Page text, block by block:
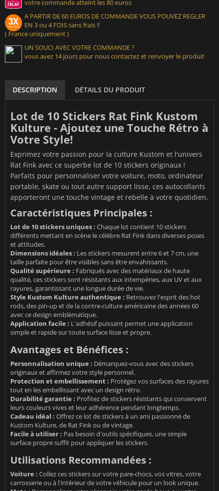
votre commande atteint les 80 euros
A PARTIR DE 60 EUROS DE COMMANDE VOUS POUVEZ REGLER
EN 3 ou 4 FOIS sans frais !!
( France uniquement )
UN SOUCI AVEC VOTRE COMMANDE ?
vous avez 14 jours pour nous contactez et renvoyer le produit
DESCRIPTION DÉTAILS DU PRODUIT
Lot de 10 Stickers Rat Fink Kustom
Kulture - Ajoutez une Touche Rétro à
Votre Style!
Exprimez votre passion pour la culture Kustom et l'univers
Rat Fink avec ce superbe lot de 10 stickers originaux !
Parfaits pour personnaliser votre voiture, moto, ordinateur
portable, skate ou tout autre support lisse, ces autocollants
apporteront une touche vintage et rebelle à votre quotidien.
Caractéristiques Principales :
Lot de 10 stickers uniques : Chaque lot contient 10 stickers
différents mettant en scène le célèbre Rat Fink dans diverses poses
et attitudes.
Dimensions idéales : Les stickers mesurent entre 6 et 7 cm, une
taille parfaite pour être visibles sans être envahissants.
Qualité supérieure : Fabriqués avec des matériaux de haute
qualité, ces stickers sont résistants aux intempéries, aux UV et aux
rayures, garantissant une longue durée de vie.
Style Kustom Kulture authentique : Retrouvez l'esprit des hot
rods, des pin-up et de la contre-culture américaine des années 60
avec ce design emblématique.
Application facile : L'adhésif puissant permet une application
simple et rapide sur toute surface lisse et propre.
Avantages et Bénéfices :
Personnalisation unique : Démarquez-vous avec des stickers
originaux et affirmez votre style personnel.
Protection et embellissement : Protégez vos surfaces des rayures
tout en les embellissant avec un design rétro.
Durabilité garantie : Profitez de stickers résistants qui conservent
leurs couleurs vives et leur adhérence pendant longtemps.
Cadeau idéal : Offrez ce lot de stickers à un ami passionné de
Kustom Kulture, de Rat Fink ou de vintage.
Facile à utiliser : Pas besoin d'outils spécifiques, une simple
surface propre suffit pour appliquer les stickers.
Utilisations Recommandées :
Voiture : Collez ces stickers sur votre pare-chocs, vos vitres, votre
carrosserie ou à l'intérieur de votre véhicule pour un look unique.